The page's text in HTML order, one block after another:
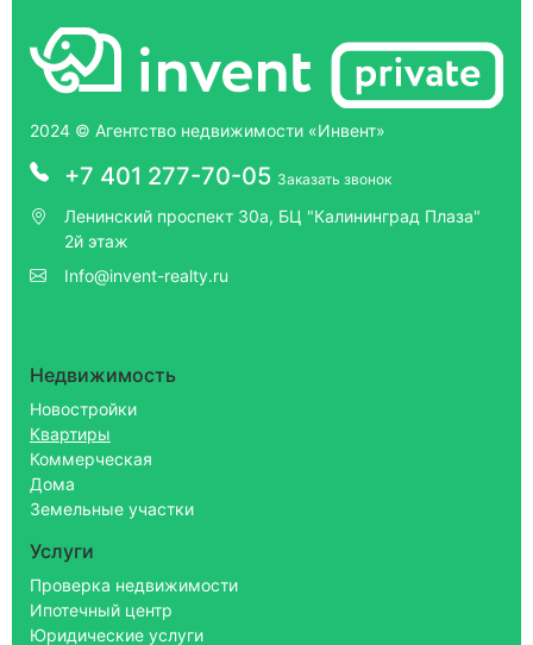
2024 © Агентство недвижимости «Инвент»
+7 401 277-70-05 Заказать звонок
Ленинский проспект 30а, БЦ "Калининград Плаза"
2й этаж
Info@invent-realty.ru
Недвижимость
Новостройки
Квартиры
Коммерческая
Дома
Земельные участки
Услуги
Проверка недвижимости
Ипотечный центр
Юридические услуги